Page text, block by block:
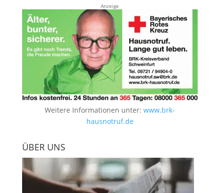
Anzeige
Weitere Informationen unter:www.brk-
hausnotruf.de
ÜBER UNS